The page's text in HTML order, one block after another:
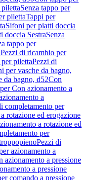
Senza tappo per
pilettaTappi per
Sifoni per piatti doccia
doccia SestraSenza
tappo per
Pezzi di ricambio per
pilettaPezzi di
per vasche da bagno,
da bagno, d52Con
Con azionamento a
a
completamento per
rotazione ed erogazione
a rotazione ed
per
Pezzi di
azionamento a
azionamento a pressione
a pressione
comando a pressione